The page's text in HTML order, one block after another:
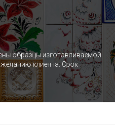
образцы изготавливаемой
клиента. Срок